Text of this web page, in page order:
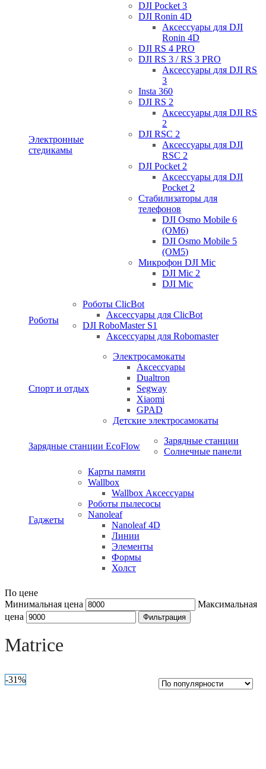
Электронные
стедикамы
DJI Pocket 3
DJI Ronin 4D
Аксессуары для DJI
Ronin 4D
DJI RS 4 PRO
DJI RS 3 / RS 3 PRO
Аксессуары для DJI RS
3
Insta 360
DJI RS 2
Аксессуары для DJI RS
2
DJI RSC 2
Аксессуары для DJI
RSC 2
DJI Pocket 2
Аксессуары для DJI
Pocket 2
Стабилизаторы для
телефонов
DJI Osmo Mobile 6
(OM6)
DJI Osmo Mobile 5
(OM5)
Микрофон DJI Mic
DJI Mic 2
DJI Mic
Роботы
Роботы ClicBot
Аксессуары для ClicBot
DJI RoboMaster S1
Аксессуары для Robomaster
Спорт и отдых
Электросамокаты
Аксессуары
Dualtron
Segway
Xiaomi
GPAD
Детские электросамокаты
Зарядные станции EcoFlow
Зарядные станции
Солнечные панели
Гаджеты
Карты памяти
Wallbox
Wallbox Аксессуары
Роботы пылесосы
Nanoleaf
Nanoleaf 4D
Линии
Элементы
Формы
Холст
По цене
Минимальная цена
Максимальная
цена
Фильтрация
Matrice
-31%